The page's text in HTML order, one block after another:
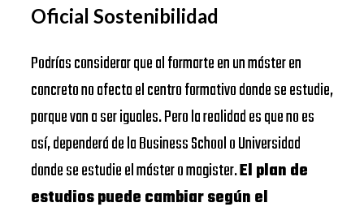
Oficial Sostenibilidad
Podrías considerar que al formarte en un máster en
concreto no afecta el centro formativo donde se estudie,
porque van a ser iguales. Pero la realidad es que no es
así, dependerá de la Business School o Universidad
donde se estudie el máster o magister.El plan de
estudios puede cambiar según el